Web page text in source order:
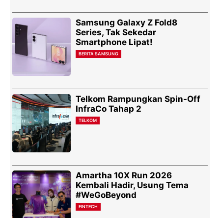
Samsung Galaxy Z Fold8
Series, Tak Sekedar
Smartphone Lipat!
BERITA SAMSUNG
Telkom Rampungkan Spin-Off
InfraCo Tahap 2
TELKOM
Amartha 10X Run 2026
Kembali Hadir, Usung Tema
#WeGoBeyond
FINTECH